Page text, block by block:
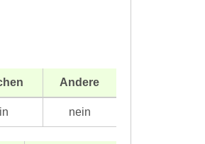
Andere
nein